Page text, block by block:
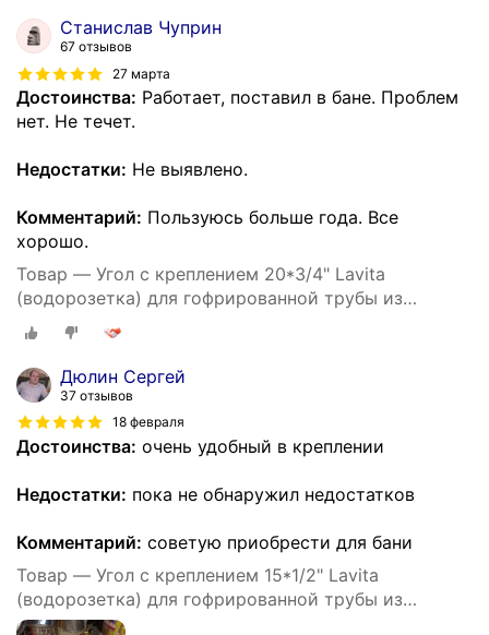
Станислав Чуприн
67 отзывов
27 марта
Достоинства: Работает, поставил в бане. Проблем
нет. Не течет.
Недостатки: Не выявлено.
Комментарий: Пользуюсь больше года. Все
хорошо.
Товар — Угол с креплением 20*3/4" Lavita
(водорозетка) для гофрированной трубы из
нержавеющей стали
Дюлин Сергей
37 отзывов
18 февраля
Достоинства: очень удобный в креплении
Недостатки: пока не обнаружил недостатков
Комментарий: советую приобрести для бани
Товар — Угол с креплением 15*1/2" Lavita
(водорозетка) для гофрированной трубы из
нержавеющей стали